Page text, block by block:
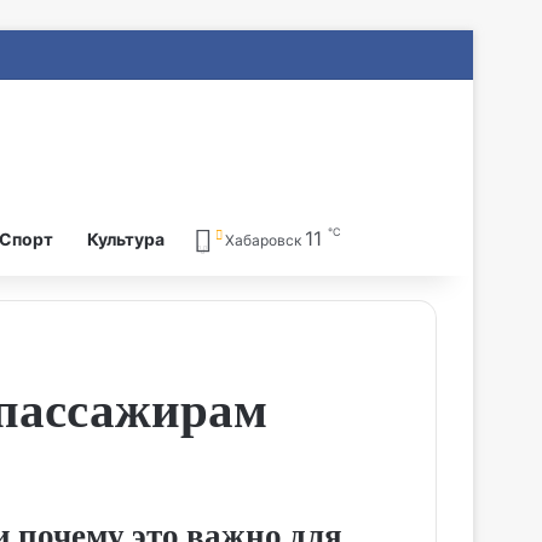
Культура Хабаровск 11 ℃